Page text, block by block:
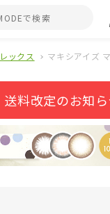
ックス マキシアイズ
送料改定のお知